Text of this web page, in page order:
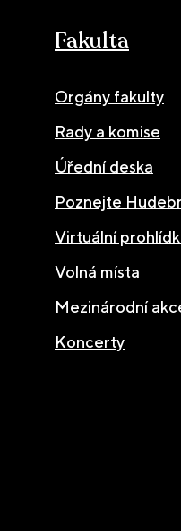
Fakulta
Orgány fakulty
Rady a komise
Úřední deska
Poznejte
Virtuální
Volná místa
Mezinárodní
Koncerty